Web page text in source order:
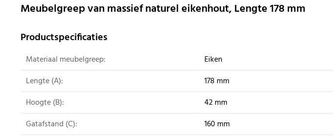
Meubelgreep van massief naturel eikenhout, Lengte 178 mm
Productspecificaties
Materiaal meubelgreep:
Eiken
Lengte (A):
178 mm
Hoogte (B):
42 mm
Gatafstand (C):
160 mm